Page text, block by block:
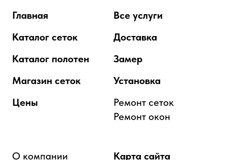
Главная
Каталог сеток
Каталог полотен
Магазин сеток
Цены
Все услуги
Доставка
Замер
Установка
Ремонт сеток
Ремонт окон
О компании Карта сайта